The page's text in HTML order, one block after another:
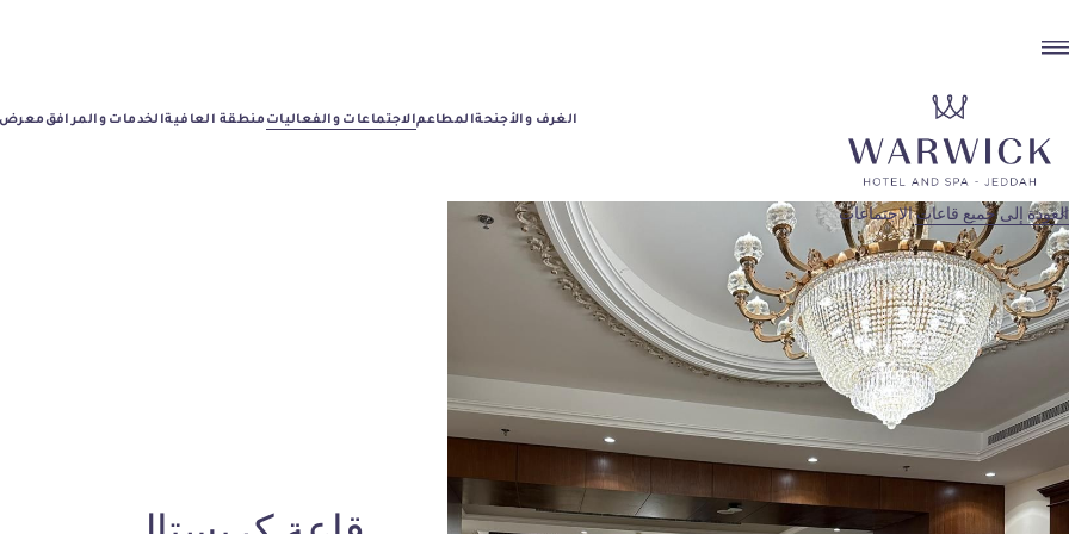
الغرف والأجنحةالمطاعمالاجتماعات والفعاليات منطقة العافيةالخدمات والمرافق معرض
العودة إلى جميع قاعات الاجتماعات